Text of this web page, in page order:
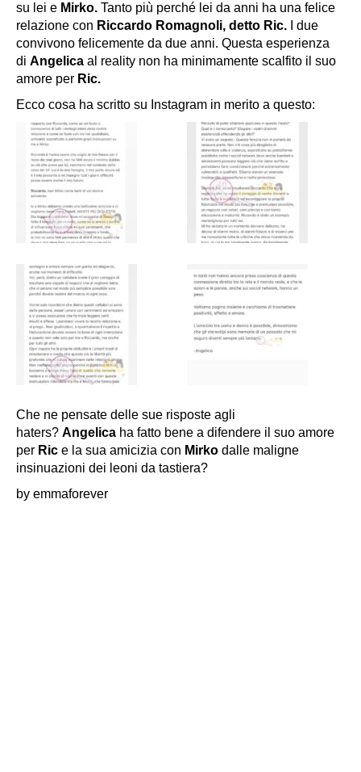
su lei e Mirko. Tanto più perché lei da anni ha una felice
relazione con Riccardo Romagnoli, detto Ric.
I due
convivono felicemente da due anni. Questa esperienza
di Angelica al reality non ha minimamente scalfito il suo
amore per Ric.
Ecco cosa ha scritto su Instagram in merito a questo:
Che ne pensate delle sue risposte agli
haters? Angelica ha fatto bene a difendere il suo amore
per Ric e la sua amicizia con Mirko dalle maligne
insinuazioni dei leoni da tastiera?
by emmaforever